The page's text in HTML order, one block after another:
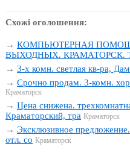
Схожі оголошення:
→КОМПЬЮТЕРНАЯ
ВЫХОДНЫХ. КРАМАТОРСК.
→3-х комн. светлая кв-ра,
→Срочно продам. 3-комн.
Краматорск
→Цена снижена.
Краматорский, тра Краматорск
→Эксклюзивное
отл. со Краматорск